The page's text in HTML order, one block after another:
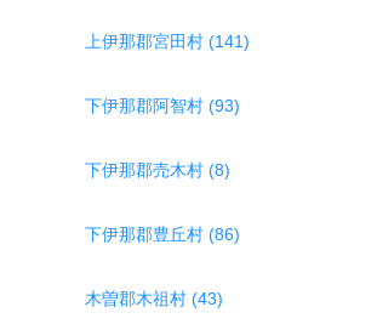
上伊那郡宮田村 (141)
下伊那郡阿智村 (93)
下伊那郡売木村 (8)
下伊那郡豊丘村 (86)
木曽郡木祖村 (43)